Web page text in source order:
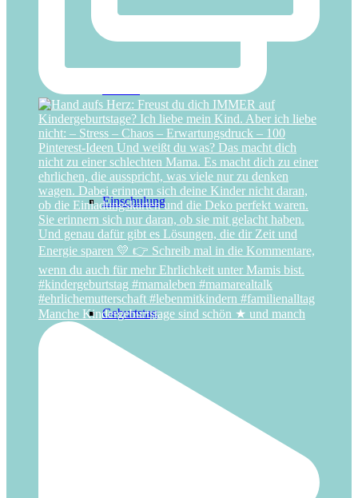
Einschulung
Geburtstag
Manche Kindergeburtstage sind schön ★ und manch